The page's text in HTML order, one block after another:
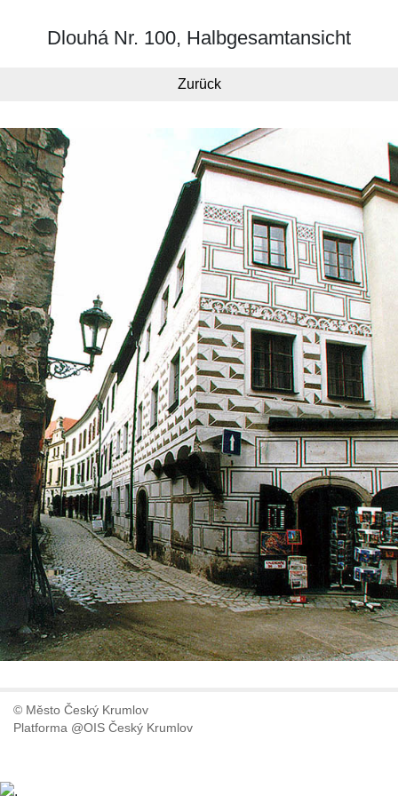
Dlouhá Nr. 100, Halbgesamtansicht
Zurück
© Město Český Krumlov
Platforma @OIS Český Krumlov